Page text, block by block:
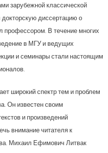
зарубежной классической
диссертацию о
профессором. В течение многих
в МГУ и ведущих
и семинары стали настоящим
широкий спектр тем и проблем
Он известен своим
и произведений
внимание читателя к
Михаил Ефимович Литвак